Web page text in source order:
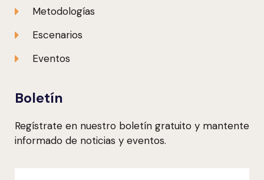
Metodologías
Escenarios
Eventos
Boletín
Regístrate en nuestro boletín gratuito y mantente
informado de noticias y eventos.